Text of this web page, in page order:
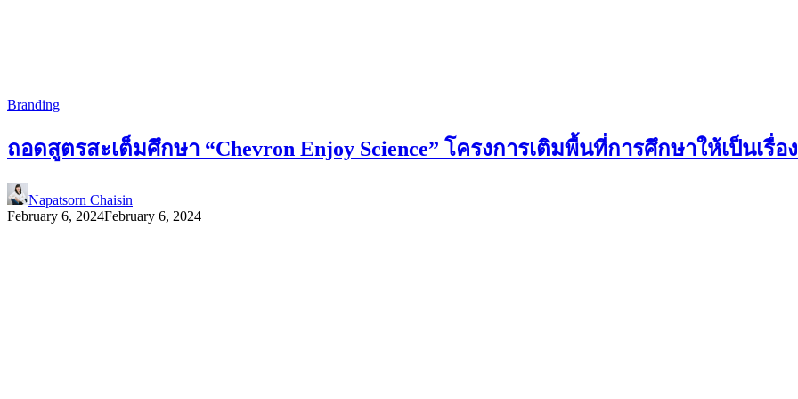
Branding
ถอดสูตรสะเต็มศึกษา “Chevron Enjoy Science” โครงการเติมพื้นที่การศึกษาให้เป็นเรื่
Napatsorn Chaisin
February 6, 2024February 6, 2024